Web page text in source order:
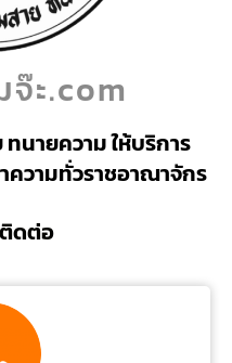
ะ.com
นายความ ให้บริการ
ความทั่วราชอาณาจักร
ดต่อ